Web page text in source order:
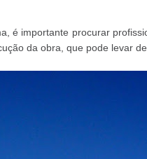
é importante procurar
da obra, que pode levar